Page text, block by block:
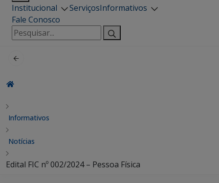
Institucional ServiçosInformativos
Fale Conosco
Pesquisar
por:
Informativos
Notícias
Edital FIC nº 002/2024 – Pessoa Física